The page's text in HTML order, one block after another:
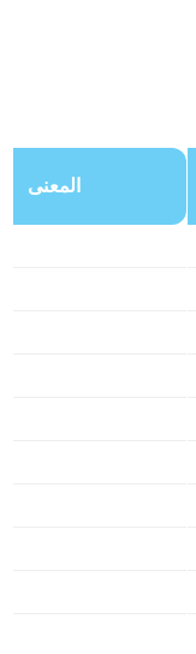
المعنى